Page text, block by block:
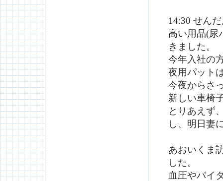
14:30 せん
高い用品(尿
きました。
今年入社の
夜用パット
今夜からさ
新しい車椅
とりあえず
し、明日妻
あおいくま
した。
血圧やバイ